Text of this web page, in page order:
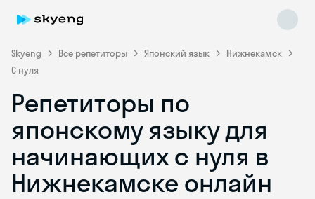
Skyeng Все репетиторы Японский язык
Нижнекамск
С нуля
Репетиторы по
японскому языку для
начинающих с нуля в
Нижнекамске онлайн
Skyeng Chat